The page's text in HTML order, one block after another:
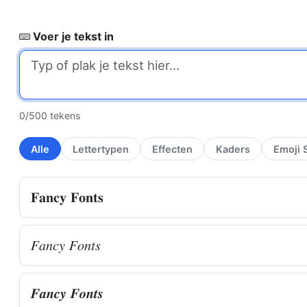
Voer je tekst in
0/500 tekens
Alle Lettertypen Effecten Kaders Emoji
𝐅𝐚𝐧𝐜𝐲 𝐅𝐨𝐧𝐭𝐬
𝐹𝑎𝑛𝑐𝑦 𝐹𝑜𝑛𝑡𝑠
𝑭𝒂𝒏𝒄𝒚 𝑭𝒐𝒏𝒕𝒔